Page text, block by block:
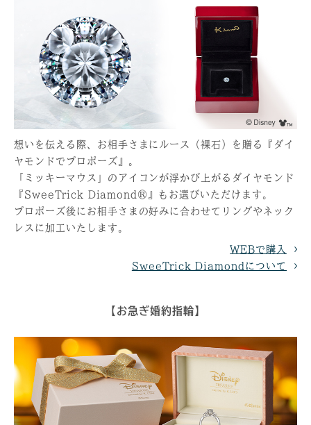
想いを伝える際、お相手さまにルース（裸石）を贈る『ダイ
ヤモンドでプロポーズ』。
「ミッキーマウス」のアイコンが浮かび上がるダイヤモンド
『SweeTrick Diamond®︎』もお選びいただけます。
プロポーズ後にお相手さまの好みに合わせてリングやネック
レスに加工いたします。
WEBで購入
SweeTrick Diamondについて
【お急ぎ婚約指輪】